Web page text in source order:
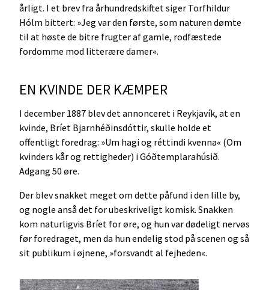
årligt. I et brev fra århundredskiftet siger Torfhildur
Hólm bittert: »Jeg var den første, som naturen dømte
til at høste de bitre frugter af gamle, rodfæstede
fordomme mod litterære damer«.
EN KVINDE DER KÆMPER
I december 1887 blev det annonceret i Reykjavík, at en
kvinde, Bríet Bjarnhéðinsdóttir, skulle holde et
offentligt foredrag: »Um hagi og réttindi kvenna« (Om
kvinders kår og rettigheder) i Góðtemplarahúsið.
Adgang 50 øre.
Der blev snakket meget om dette påfund i den lille by,
og nogle anså det for ubeskriveligt komisk. Snakken
kom naturligvis Bríet for øre, og hun var dødeligt nervøs
før foredraget, men da hun endelig stod på scenen og så
sit publikum i øjnene, »forsvandt al fejheden«.